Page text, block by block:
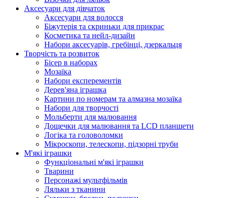
Аксесуари для дівчаток
Аксесуари для волосся
Біжутерія та скриньки для прикрас
Косметика та нейл-дизайн
Набори аксесуарів, гребінці, дзеркальця
Творчість та розвиток
Бісер в наборах
Мозаїка
Набори експерементів
Дерев'яна іграшка
Картини по номерам та алмазна мозаїка
Набори для творчості
Мольберти для малювання
Дощечки для малювання та LCD планшети
Логіка та головоломки
Мікроскопи, телескопи, підзорні труби
М'які іграшки
Функціональні м'які іграшки
Тварини
Персонажі мультфільмів
Ляльки з тканини